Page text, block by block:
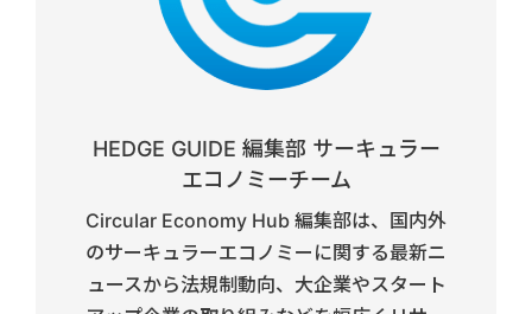
HEDGE GUIDE 編集部 サーキュラー
エコノミーチーム
Circular Economy Hub 編集部は、国内外
のサーキュラーエコノミーに関する最新ニ
ュースから法規制動向、大企業やスタート